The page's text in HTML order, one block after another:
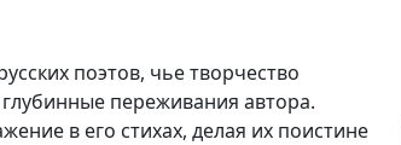
поэтов, чье творчество
переживания автора.
в его стихах, делая их поистине